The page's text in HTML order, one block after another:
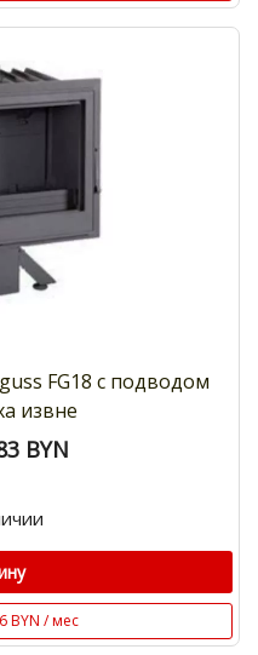
FG18 с подводом
извне
BYN
BYN / мес